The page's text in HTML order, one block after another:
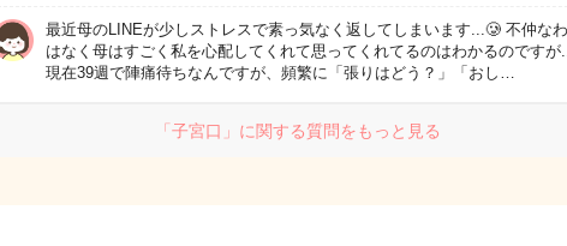
最近母のLINEが少しストレスで素っ気なく返してしまいます...🥲 不仲な
はなく母はすごく私を心配してくれて思ってくれてるのはわかるのですが
現在39週で陣痛待ちなんですが、頻繁に「張りはどう？」「おし…
「子宮口」に関する質問をもっと見る